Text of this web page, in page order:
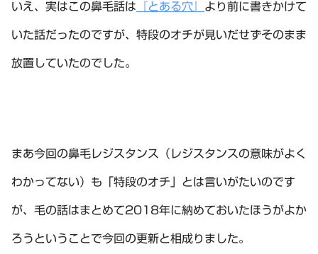
いえ、実はこの鼻毛話は 『とある穴』 より前に書きかけて
いた話だったのですが、特段のオチが見いだせずそのまま
放置していたのでした。
まあ今回の鼻毛レジスタンス（レジスタンスの意味がよく
わかってない）も「特段のオチ」とは言いがたいのです
が、毛の話はまとめて2018年に納めておいたほうがよか
ろうということで今回の更新と相成りました。